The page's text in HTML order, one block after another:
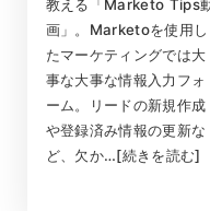
教える「Marketo Tips
画」。Marketoを使用し
たマーケティングでは大
事な大事な情報入力フォ
ーム。リードの新規作成
や登録済み情報の更新な
ど、欠か…[続きを読む]